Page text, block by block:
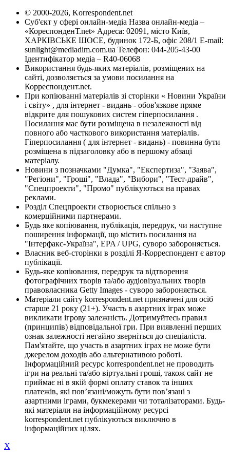
© 2000-2026, Korrespondent.net
Суб'єкт у сфері онлайн-медіа Назва онлайн-медіа –
«КореспонденТ.net» Адреса: 02091, місто Київ,
ХАРКІВСЬКЕ ШОСЕ, будинок 172-Б, офіс 208/1 E-mail:
sunlight@mediadim.com.ua Телефон: 044-205-43-00
Ідентифікатор медіа – R40-06068
Використання будь-яких матеріалів, розміщених на
сайті, дозволяється за умови посилання на
Корреспондент.net.
При копіюванні матеріалів зі сторінки « Новини України
і світу» , для інтернет - видань - обов'язкове пряме
відкрите для пошукових систем гіперпосилання .
Посилання має бути розміщена в незалежності від
повного або часткового використання матеріалів.
Гіперпосилання ( для інтернет - видань) - повинна бути
розміщена в підзаголовку або в першому абзаці
матеріалу.
Новини з позначками "Думка", "Експертиза", "Заява",
"Регіони", "Гроші", "Влада", "Вибори", "Тест-драйв",
"Спецпроекти", "Промо" публікуються на правах
реклами.
Розділ Спецпроекти створюється спільно з
комерційними партнерами.
Будь яке копіювання, публікація, передрук, чи наступне
поширення інформації, що містить посилання на
"Інтерфакс-Україна", EPA / UPG, суворо забороняється.
Власник веб-сторінки в розділі Я-Корреспондент є автор
публікації.
Будь-яке копіювання, передрук та відтворення
фотографічних творів та/або аудіовізуальних творів
правовласника Getty Images - суворо забороняється.
Матеріали сайту korrespondent.net призначені для осіб
старше 21 року (21+). Участь в азартних іграх може
викликати ігрову залежність. Дотримуйтесь правил
(принципів) відповідальної гри. При виявленні перших
ознак залежності негайно зверніться до спеціаліста.
Пам'ятайте, що участь в азартних іграх не може бути
джерелом доходів або альтернативою роботі.
Інформаційний ресурс korrespondent.net не проводить
ігри на реальні та/або віртуальні гроші, також сайт не
приймає ні в якій формі оплату ставок та інших
платежів, які пов’язані/можуть бути пов’язані з
азартними іграми, букмекерами чи тоталізаторами. Будь-
які матеріали на інформаційному ресурсі
korrespondent.net публікуються виключно в
інформаційних цілях.
X